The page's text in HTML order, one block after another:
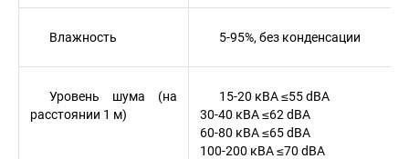
Влажность 5-95%, без конденсации
Уровень шума (на
расстоянии 1 м)
15-20 кВА ≤55 dBA
30-40 кВА ≤62 dBA
60-80 кВА ≤65 dBA
100-200 кВА ≤70 dBA